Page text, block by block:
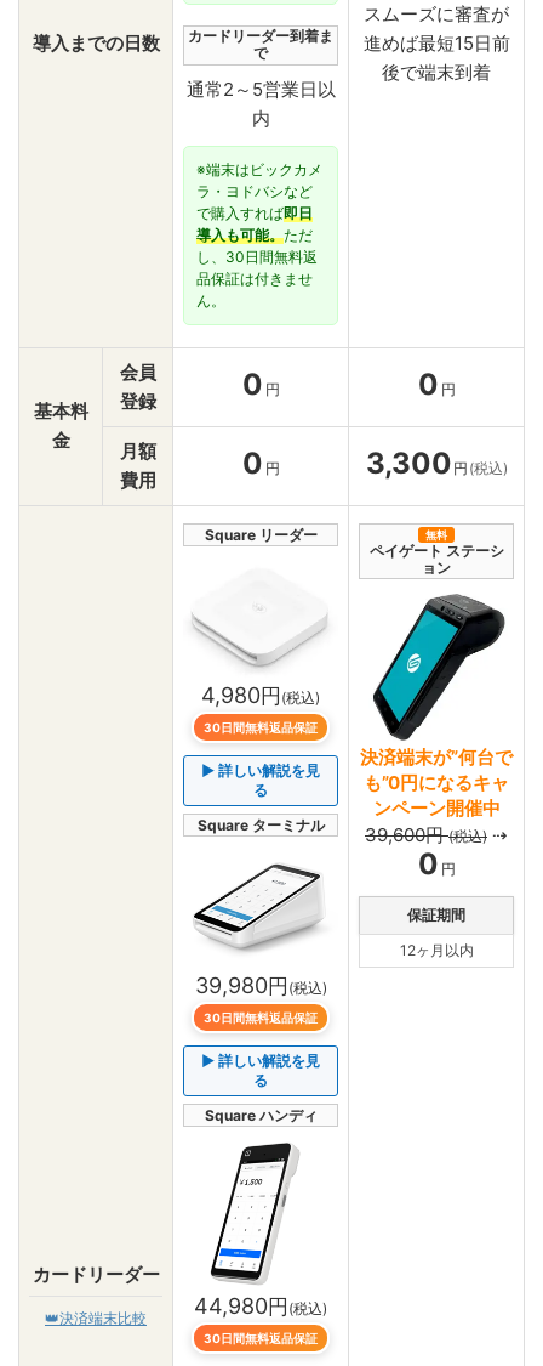
導入までの日数
カードリーダー到着ま
で
通常2～5営業日以
内
※端末はビックカメ
ラ・ヨドバシなど
で購入すれば即日
導入も可能。ただ
し、30日間無料返
品保証は付きませ
ん。
スムーズに審査が
進めば最短15日前
後で端末到着
基本料
金
会員
登録
0 円 0 円
月額
費用
0 円 3,300 円 (税込)
カードリーダー
👑決済端末比較
Square リーダー
4,980円 (税込)
30日間無料返品保証
▶ 詳しい解説を見
る
Square ターミナル
39,980円 (税込)
30日間無料返品保証
▶ 詳しい解説を見
る
Square ハンディ
44,980円 (税込)
30日間無料返品保証
無料
ペイゲート ステーシ
ョン
決済端末が”何台で
も”0円になるキャ
ンペーン開催中
39,600円(税込) ⇢
0 円
保証期間
12ヶ月以内